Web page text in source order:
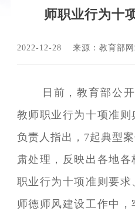
师职业行为十
2022-12-28 来源：教育部
日前，教育部公
教师职业行为十项准
负责人指出，7起典型
肃处理，反映出各地
职业行为十项准则要
师德师风建设工作中